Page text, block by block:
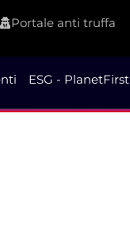
Portale anti truffa
ESG - PlanetFirst